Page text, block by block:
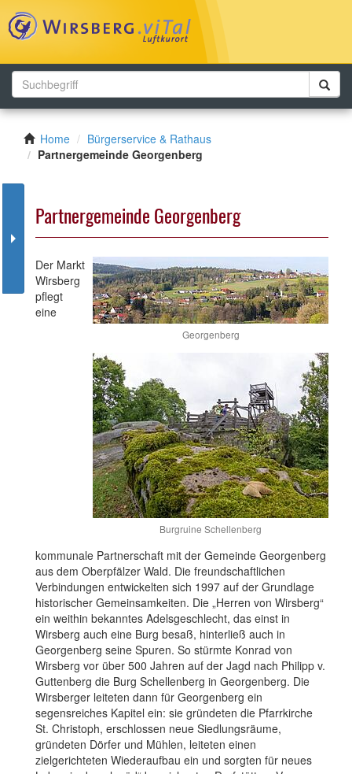
Home
Bürgerservice & Rathaus
Partnergemeinde Georgenberg
Partnergemeinde Georgenberg
Georgenberg
Burgruine Schellenberg
Der Markt
Wirsberg
pflegt
eine
kommunale Partnerschaft mit der Gemeinde Georgenberg
aus dem Oberpfälzer Wald. Die freundschaftlichen
Verbindungen entwickelten sich 1997 auf der Grundlage
historischer Gemeinsamkeiten. Die „Herren von Wirsberg“
ein weithin bekanntes Adelsgeschlecht, das einst in
Wirsberg auch eine Burg besaß, hinterließ auch in
Georgenberg seine Spuren. So stürmte Konrad von
Wirsberg vor über 500 Jahren auf der Jagd nach Philipp v.
Guttenberg die Burg Schellenberg in Georgenberg. Die
Wirsberger leiteten dann für Georgenberg ein
segensreiches Kapitel ein: sie gründeten die Pfarrkirche
St. Christoph, erschlossen neue Siedlungsräume,
gründeten Dörfer und Mühlen, leiteten einen
zielgerichteten Wiederaufbau ein und sorgten für neues